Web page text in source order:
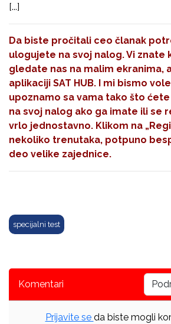
[...]
Da biste pročitali ceo članak
ulogujete na svoj nalog. Vi znate
gledate nas na malim ekranima,
aplikaciji SAT HUB. I mi bismo
upoznamo sa vama tako što
na svoj nalog ako ga imate ili se
vrlo jednostavno. Klikom na
nekoliko trenutaka, potpuno
deo velike zajednice.
specijalni test
Komentari
Prijavite se da biste mogli